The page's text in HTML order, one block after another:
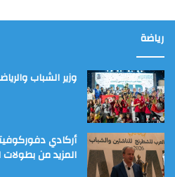
رياضة
وزير الشباب
أركادي
المزيد من